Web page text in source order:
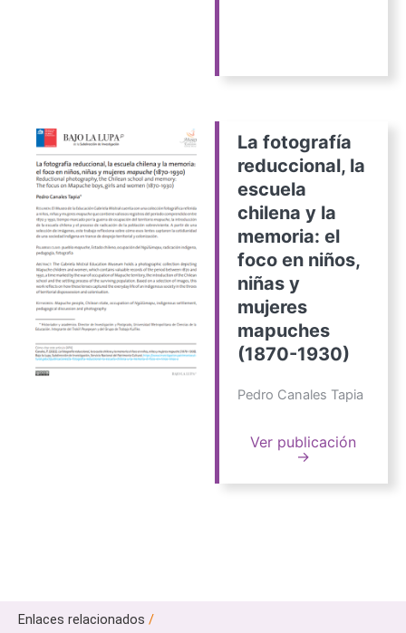
La fotografía
reduccional, la
escuela
chilena y la
memoria: el
foco en niños,
niñas y
mujeres
mapuches
(1870-1930)
Pedro Canales Tapia
Ver publicación
→
Enlaces relacionados /